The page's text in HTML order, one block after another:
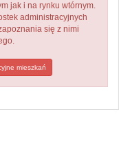
jak i na rynku wtórnym.
administracyjnych
się z nimi
mieszkań